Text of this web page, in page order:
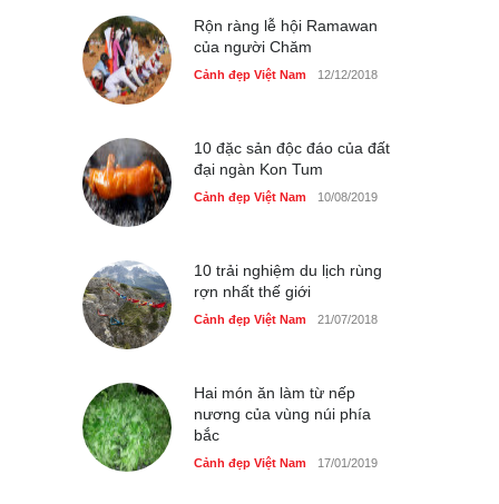
Cảnh đẹp Việt Nam 25/04/2020
Bán đảo Sơn Trà sẽ là khu
Rộn ràng lễ hội Ramawan
của người Chăm
Cảnh đẹp Việt Nam 12/12/2018
10 đặc sản độc đáo của đất
đại ngàn Kon Tum
Cảnh đẹp Việt Nam 10/08/2019
10 trải nghiệm du lịch rùng
rợn nhất thế giới
Cảnh đẹp Việt Nam 21/07/2018
Hai món ăn làm từ nếp
nương của vùng núi phía
bắc
Cảnh đẹp Việt Nam 17/01/2019